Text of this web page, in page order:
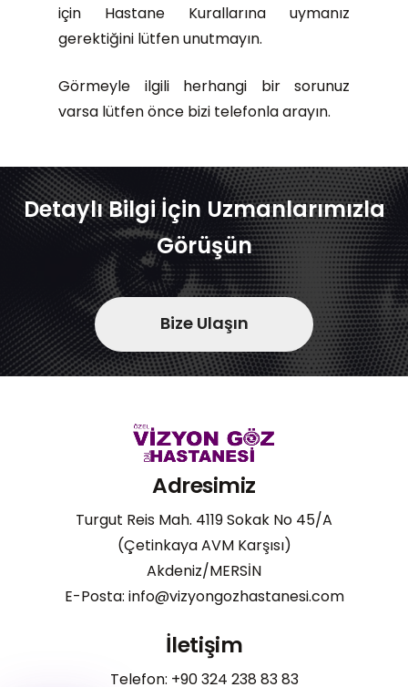
için Hastane Kurallarına uymanız
gerektiğini lütfen unutmayın.
Görmeyle ilgili herhangi bir sorunuz
varsa lütfen önce bizi telefonla arayın.
Detaylı Bilgi İçin Uzmanlarımızla
Görüşün
Bize Ulaşın
Adresimiz
Turgut Reis Mah. 4119 Sokak No 45/A
(Çetinkaya AVM Karşısı)
Akdeniz/MERSİN
E-Posta: info@vizyongozhastanesi.com
İletişim
Telefon: +90 324 238 83 83